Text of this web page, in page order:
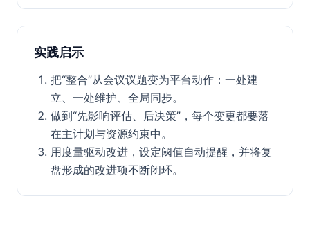
实践启示
把“整合”从会议议题变为平台动作：一处建
立、一处维护、全局同步。
做到“先影响评估、后决策”，每个变更都要落
在主计划与资源约束中。
用度量驱动改进，设定阈值自动提醒，并将复
盘形成的改进项不断闭环。